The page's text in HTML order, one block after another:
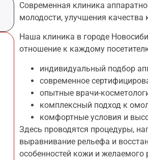
Современная клиника
молодости, улучшения качества
Наша клиника в городе
отношение к каждому
индивидуальный подбор
современное
опытные врачи-
комплексный подход к
комфортные условия и
Здесь проводятся процедуры,
выравнивание рельефа и
особенностей кожи и желаемого